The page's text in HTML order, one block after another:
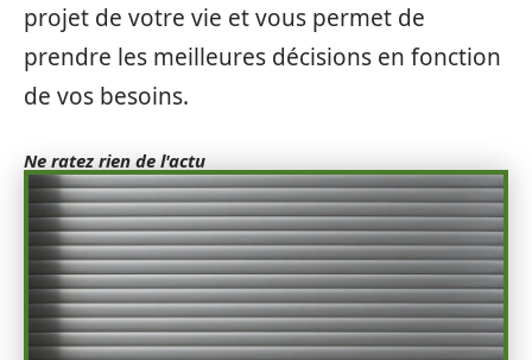
projet de votre vie et vous permet de
prendre les meilleures décisions en fonction
de vos besoins.
Ne ratez rien de l'actu